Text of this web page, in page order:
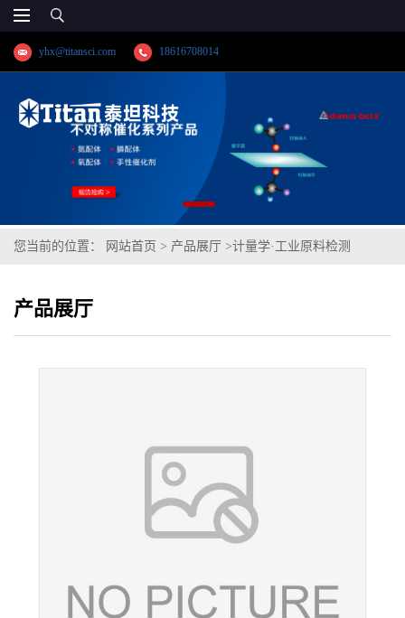
yhx@titansci.com 18616708014
您当前的位置： 网站首页 > 产品展厅 >计量学·工业原料检测
产品展厅